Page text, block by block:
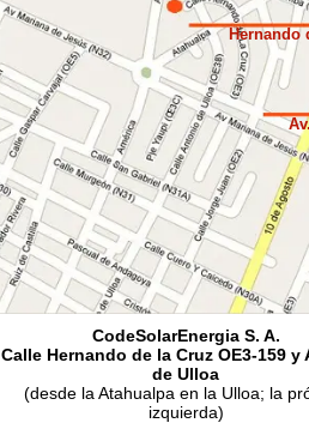
CodeSolarEnergia S. A.
Calle Hernando de la Cruz OE3-159 y
de Ulloa
(desde la Atahualpa en la Ulloa; la
izquierda)
Hernando